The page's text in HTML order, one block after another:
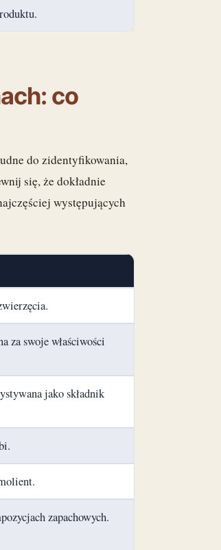
co
do zidentyfikowania,
się, że dokładnie
występujących
za swoje właściwości
jako składnik
zapachowych.